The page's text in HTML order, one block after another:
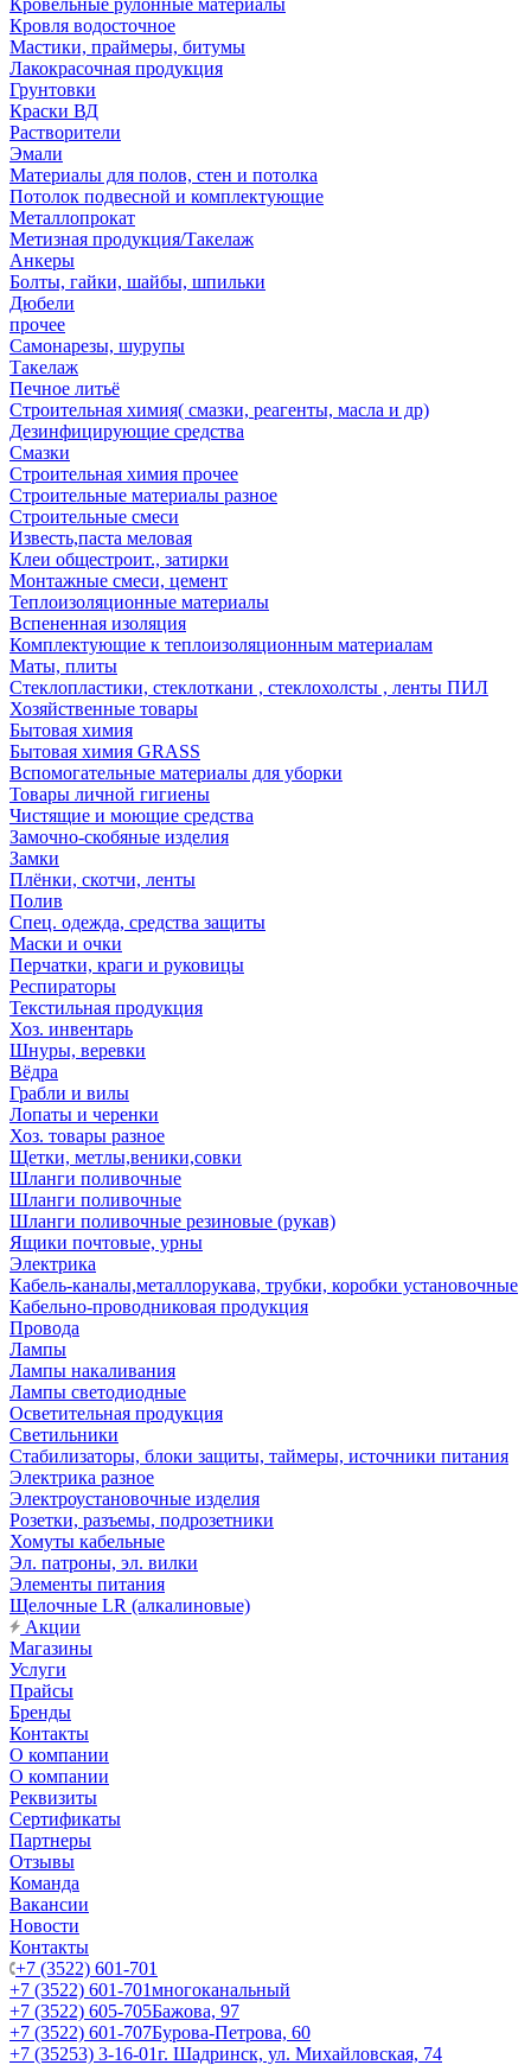
Кровельные рулонные материалы
Кровля водосточное
Мастики, праймеры, битумы
Лакокрасочная продукция
Грунтовки
Краски ВД
Растворители
Эмали
Материалы для полов, стен и потолка
Потолок подвесной и комплектующие
Металлопрокат
Метизная продукция/Такелаж
Анкеры
Болты, гайки, шайбы, шпильки
Дюбели
прочее
Самонарезы, шурупы
Такелаж
Печное литьё
Строительная химия( смазки, реагенты, масла и др)
Дезинфицирующие средства
Смазки
Строительная химия прочее
Строительные материалы разное
Строительные смеси
Известь,паста меловая
Клеи общестроит., затирки
Монтажные смеси, цемент
Теплоизоляционные материалы
Вспененная изоляция
Комплектующие к теплоизоляционным материалам
Маты, плиты
Стеклопластики, стеклоткани , стеклохолсты , ленты ПИЛ
Хозяйственные товары
Бытовая химия
Бытовая химия GRASS
Вспомогательные материалы для уборки
Товары личной гигиены
Чистящие и моющие средства
Замочно-скобяные изделия
Замки
Плёнки, скотчи, ленты
Полив
Спец. одежда, средства защиты
Маски и очки
Перчатки, краги и руковицы
Респираторы
Текстильная продукция
Хоз. инвентарь
Шнуры, веревки
Вёдра
Грабли и вилы
Лопаты и черенки
Хоз. товары разное
Щетки, метлы,веники,совки
Шланги поливочные
Шланги поливочные
Шланги поливочные резиновые (рукав)
Ящики почтовые, урны
Электрика
Кабель-каналы,металлорукава, трубки, коробки установочные
Кабельно-проводниковая продукция
Провода
Лампы
Лампы накаливания
Лампы светодиодные
Осветительная продукция
Светильники
Стабилизаторы, блоки защиты, таймеры, источники питания
Электрика разное
Электроустановочные изделия
Розетки, разъемы, подрозетники
Хомуты кабельные
Эл. патроны, эл. вилки
Элементы питания
Щелочные LR (алкалиновые)
Акции
Магазины
Услуги
Прайсы
Бренды
Контакты
О компании
О компании
Реквизиты
Сертификаты
Партнеры
Отзывы
Команда
Вакансии
Новости
Контакты
+7 (3522) 601-701
+7 (3522) 601-701многоканальный
+7 (3522) 605-705Бажова, 97
+7 (3522) 601-707Бурова-Петрова, 60
+7 (35253) 3-16-01г. Шадринск, ул. Михайловская, 74